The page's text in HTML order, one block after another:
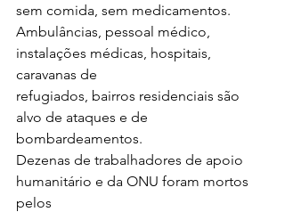
sem comida, sem medicamentos.
Ambulâncias, pessoal médico,
instalações médicas, hospitais,
caravanas de
refugiados, bairros residenciais são
alvo de ataques e de
bombardeamentos.
Dezenas de trabalhadores de apoio
humanitário e da ONU foram mortos
pelos